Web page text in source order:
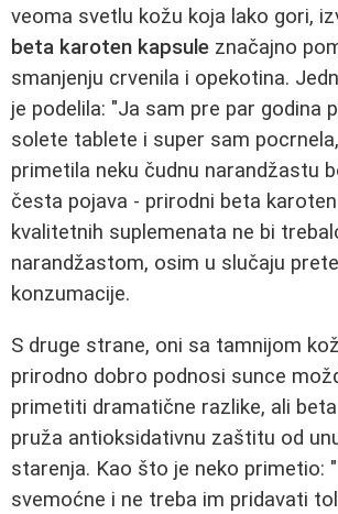
veoma svetlu kožu koja lako gori,
beta karoten kapsule značajno
smanjenju crvenila i opekotina.
je podelila: "Ja sam pre par godina
solete tablete i super sam
primetila neku čudnu narandžastu
česta pojava - prirodni beta
kvalitetnih suplemenata ne bi
narandžastom, osim u slučaju
konzumacije.
S druge strane, oni sa tamnijom
prirodno dobro podnosi sunce
primetiti dramatične razlike, ali
pruža antioksidativnu zaštitu od
starenja. Kao što je neko primetio:
svemoćne i ne treba im pridavati